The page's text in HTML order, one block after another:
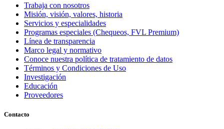
Trabaja con nosotros
Misión, visión, valores, historia
Servicios y especialidades
Programas especiales (Chequeos, FVL Premium)
Línea de transparencia
Marco legal y normativo
Conoce nuestra política de tratamiento de datos
Términos y Condiciones de Uso
Investigación
Educación
Proveedores
Contacto